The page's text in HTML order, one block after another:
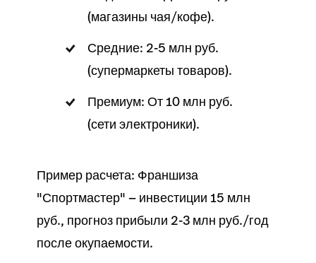
(магазины чая/кофе).
Средние: 2-5 млн руб.
(супермаркеты товаров).
Премиум: От 10 млн руб.
(сети электроники).
Пример расчета: Франшиза
"Спортмастер" — инвестиции 15 млн
руб., прогноз прибыли 2-3 млн руб./год
после окупаемости.